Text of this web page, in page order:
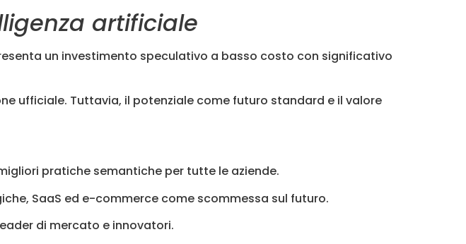
artificiale
un investimento speculativo a basso costo con significativo
ufficiale. Tuttavia, il potenziale come futuro standard e il valore
pratiche semantiche per tutte le aziende.
SaaS ed e-commerce come scommessa sul futuro.
di mercato e innovatori.